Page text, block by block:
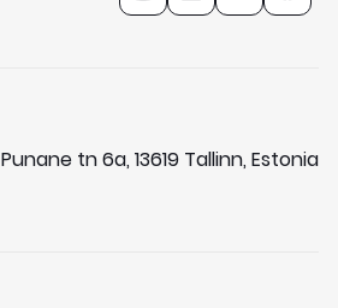
Punane tn 6a, 13619 Tallinn, Estonia